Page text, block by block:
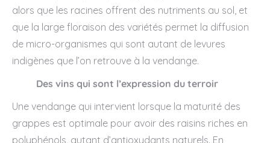
alors que les racines offrent des nutriments au sol, et
que la large floraison des variétés permet la diffusion
de micro-organismes qui sont autant de levures
indigènes que l’on retrouve à la vendange.
Des vins qui sont l’expression du terroir
Une vendange qui intervient lorsque la maturité des
grappes est optimale pour avoir des raisins riches en
polyphénols, autant d’antioxydants naturels. En